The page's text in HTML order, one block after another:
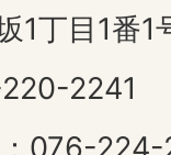
1丁目1番1
2241